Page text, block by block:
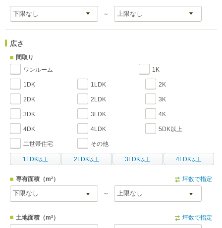
～
広さ
間取り
ワンルーム 1K
1DK 1LDK 2K
2DK 2LDK 3K
3DK 3LDK 4K
4DK 4LDK 5DK以上
二世帯住宅 その他
1LDK 以上 2LDK以上 3LDK以上 4LDK以上
専有面積（m²） 坪数で指定
～
土地面積（m²） 坪数で指定